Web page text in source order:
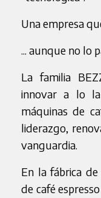
Una empresa
... aunque no lo
La familia
innovar a lo
máquinas de
liderazgo,
vanguardia.
En la fábrica
de café